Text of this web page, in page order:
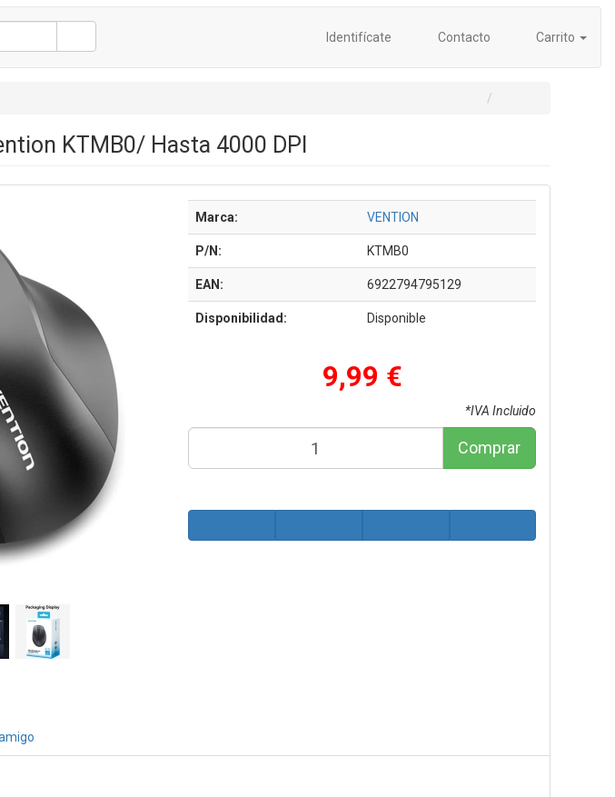
Identifícate Contacto Carrito
KTMB0/ Hasta 4000 DPI
Marca: VENTION
P/N: KTMB0
EAN: 6922794795129
Disponibilidad: Disponible
9,99 €
*IVA Incluido
Comprar